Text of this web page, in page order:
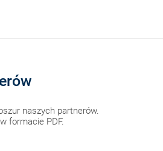
naszych partnerów.
formacie PDF.